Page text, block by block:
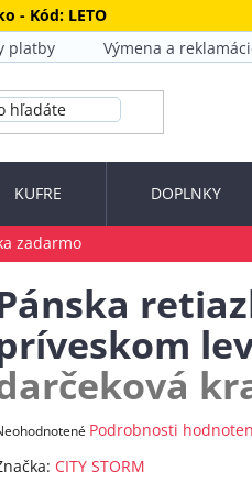
- Kód: LETO
platby Výmena a
KUFRE DOPLNKY
zadarmo
Podrobnosti
CITY STORM